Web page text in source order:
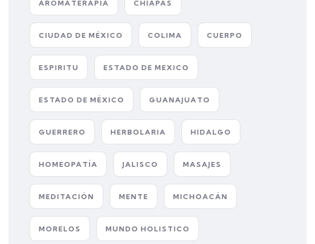
AROMATERAPIA CHIAPAS
CIUDAD DE MÉXICO COLIMA CUERPO
ESPIRITU ESTADO DE MEXICO
ESTADO DE MÉXICO GUANAJUATO
GUERRERO HERBOLARIA HIDALGO
HOMEOPATÍA JALISCO MASAJES
MEDITACIÓN MENTE MICHOACÁN
MORELOS MUNDO HOLISTICO